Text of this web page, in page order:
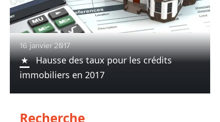
16 janvier 2017
Hausse des taux pour les crédits
immobiliers en 2017
Recherche